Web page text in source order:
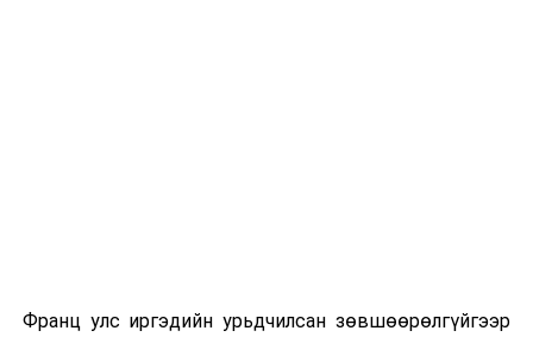
Франц улс иргэдийн урьдчилсан зөвшөөрөлгүйгээр